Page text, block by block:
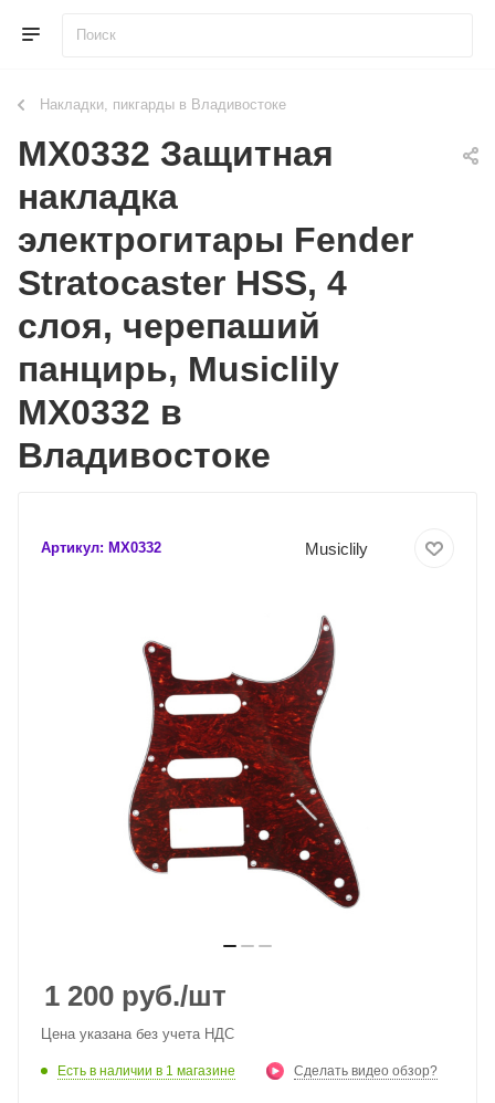
Накладки, пикгарды в Владивостоке
MX0332 Защитная
накладка
электрогитары Fender
Stratocaster HSS, 4
слоя, черепаший
панцирь, Musiclily
MX0332 в
Владивостоке
Артикул: MX0332 Musiclily
1 200 руб./шт
Цена указана без учета НДС
Есть в наличии в 1 магазине Сделать видео обзор?